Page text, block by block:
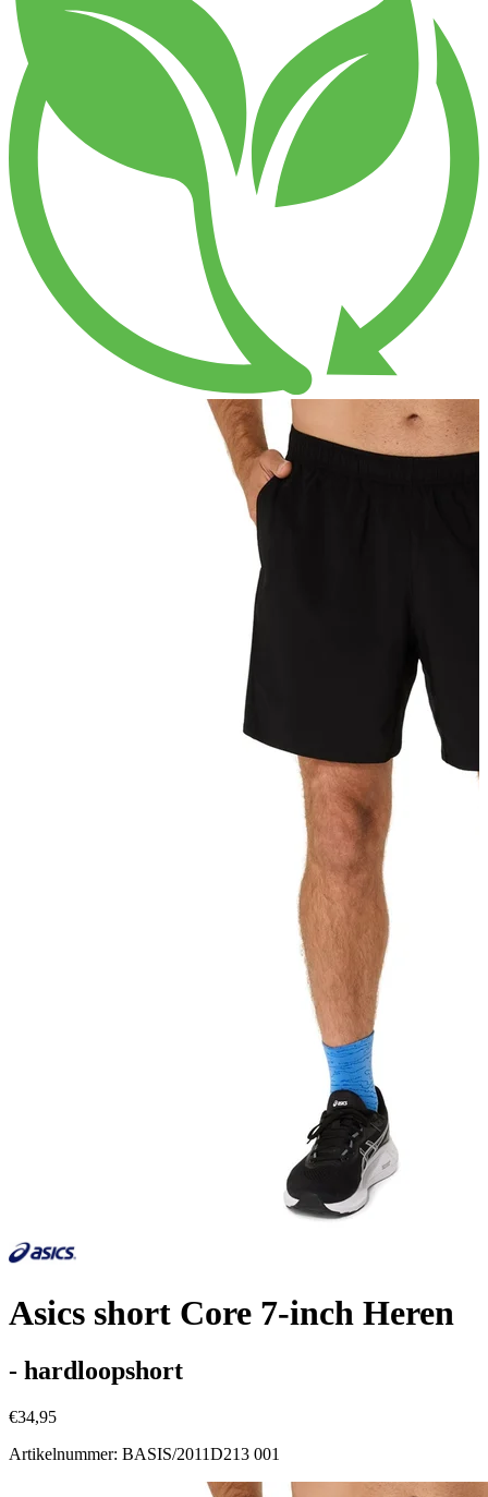
Asics short Core 7-inch Heren
- hardloopshort
€34,95
Artikelnummer: BASIS/2011D213 001